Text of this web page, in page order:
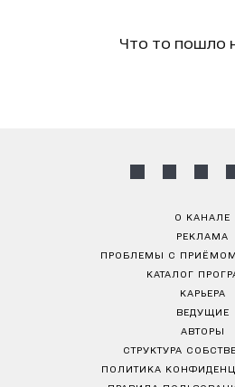
Что то пошло
О КАНАЛЕ
РЕКЛАМА
ПРОБЛЕМЫ С ПРИЁМОМ
КАТАЛОГ
КАРЬЕРА
ВЕДУЩИЕ
АВТОРЫ
СТРУКТУРА
ПОЛИТИКА